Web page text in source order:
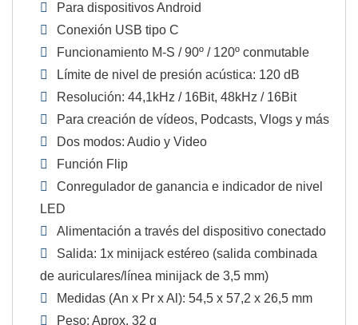
Para dispositivos Android
Conexión USB tipo C
Funcionamiento M-S / 90º / 120º conmutable
Límite de nivel de presión acústica: 120 dB
Resolución: 44,1kHz / 16Bit, 48kHz / 16Bit
Para creación de vídeos, Podcasts, Vlogs y más
Dos modos: Audio y Video
Función Flip
Conregulador de ganancia e indicador de nivel
LED
Alimentación a través del dispositivo conectado
Salida: 1x minijack estéreo (salida combinada
de auriculares/línea minijack de 3,5 mm)
Medidas (An x Pr x Al): 54,5 x 57,2 x 26,5 mm
Peso: Aprox. 32 g